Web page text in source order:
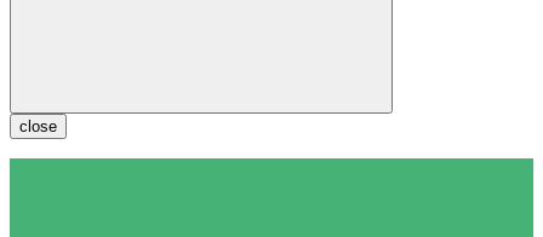
close